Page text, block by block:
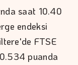
saat 10.40
endeksi
FTSE
puanda